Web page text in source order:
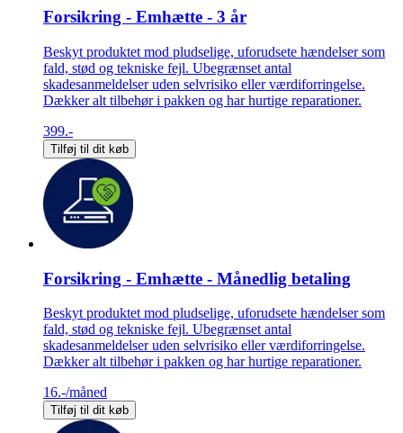
Forsikring - Emhætte - 3 år
Beskyt produktet mod pludselige, uforudsete hændelser som
fald, stød og tekniske fejl. Ubegrænset antal
skadesanmeldelser uden selvrisiko eller værdiforringelse.
Dækker alt tilbehør i pakken og har hurtige reparationer.
399.-
Tilføj til dit køb
Forsikring - Emhætte - Månedlig betaling
Beskyt produktet mod pludselige, uforudsete hændelser som
fald, stød og tekniske fejl. Ubegrænset antal
skadesanmeldelser uden selvrisiko eller værdiforringelse.
Dækker alt tilbehør i pakken og har hurtige reparationer.
16.-/måned
Tilføj til dit køb